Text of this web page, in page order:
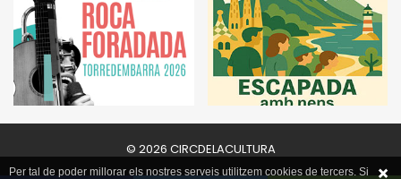
© 2026 CIRCDELACULTURA
Per tal de poder millorar els nostres serveis utilitzem cookies de tercers. Si